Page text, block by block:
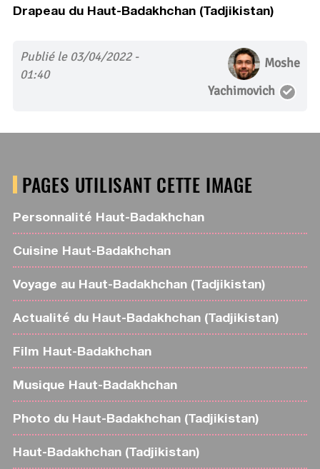
Drapeau du Haut-Badakhchan (Tadjikistan)
Publié le 03/04/2022 -
01:40
Moshe
Yachimovich
PAGES UTILISANT CETTE IMAGE
Personnalité Haut-Badakhchan
Cuisine Haut-Badakhchan
Voyage au Haut-Badakhchan (Tadjikistan)
Actualité du Haut-Badakhchan (Tadjikistan)
Film Haut-Badakhchan
Musique Haut-Badakhchan
Photo du Haut-Badakhchan (Tadjikistan)
Haut-Badakhchan (Tadjikistan)